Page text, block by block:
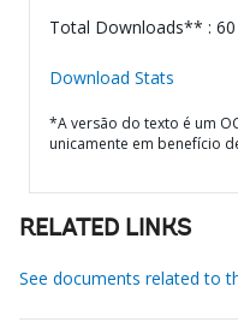
Total Downloads** : 60
Download Stats
*A versão do texto é um
unicamente em benefício
RELATED LINKS
See documents related to